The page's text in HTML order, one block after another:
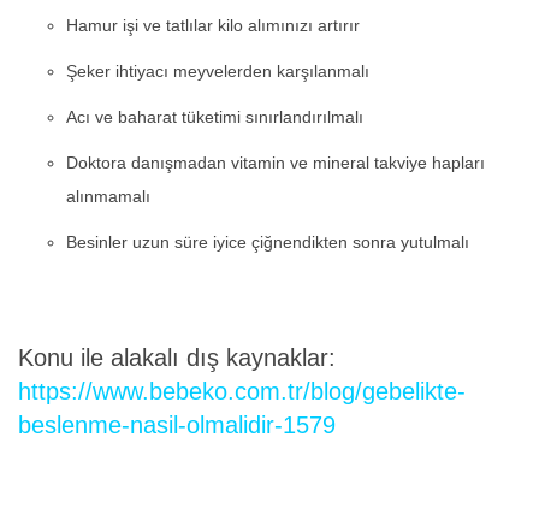
Hamur işi ve tatlılar kilo alımınızı artırır
Şeker ihtiyacı meyvelerden karşılanmalı
Acı ve baharat tüketimi sınırlandırılmalı
Doktora danışmadan vitamin ve mineral takviye hapları
alınmamalı
Besinler uzun süre iyice çiğnendikten sonra yutulmalı
Konu ile alakalı dış kaynaklar:
https://www.bebeko.com.tr/blog/gebelikte-
beslenme-nasil-olmalidir-1579